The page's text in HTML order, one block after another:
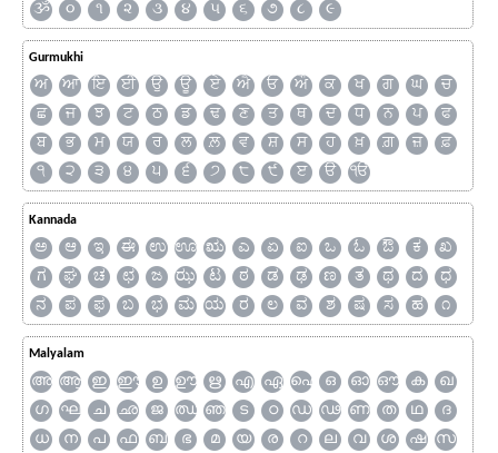
ૐ
૦ ૧ ૨ ૩ ૪ ૫ ૬ ૭ ૮ ૯
Gurmukhi
ਅ ਆ ਇ ਈ ਉ ਊ ਏ ਐ ਓ ਔ ਕ ਖ ਗ ਘ
ਚ
ਛ
ਜ ਝ ਟ ਠ ਡ ਢ ਣ ਤ ਥ ਦ ਧ ਨ ਪ
ਫ
ਬ
ਭ ਮ ਯ ਰ ਲ ਲ਼ ਵ ਸ਼ ਸ ਹ ਖ਼ ਗ਼ ਜ਼
ਫ਼
੧
੨ ੩ ੪ ੫ ੬ ੭ ੮ ੯ ੲ ੳ ੴ
Kannada
ಅ ಆ ಇ ಈ ಉ ಊ ಋ ಎ ಏ ಐ ಒ ಓ ಔ ಕ
ಖ
ಗ
ಘ ಚ ಛ ಜ ಝ ಟ ಠ ಡ ಢ ಣ ತ ಥ ದ
ಧ
ನ
ಪ ಫ ಬ ಭ ಮ ಯ ರ ಲ ವ ಶ ಷ ಸ ಹ ೧
Malyalam
അ ആ ഇ ഈ ഉ ഊ ഋ എ ഏ ഐ ഒ ഓ ഔ ക
ഖ
ഗ
ഘ ച ഛ ജ ഝ ഞ ട ഠ ഡ ഢ ണ ത ഥ
ദ
ധ
ന പ ഫ ബ ഭ മ യ ര റ ല വ ശ ഷ
സ